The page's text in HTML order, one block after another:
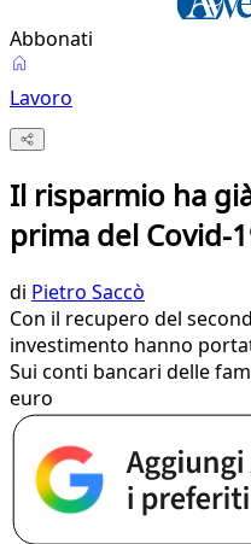
Abbonati
Lavoro
Il risparmio ha
prima del Covid-
di Pietro Saccò
Con il recupero del
investimento hanno
Sui conti bancari delle
euro